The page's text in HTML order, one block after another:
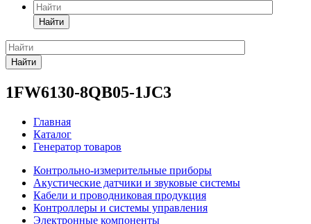
Найти
Найти
1FW6130-8QB05-1JC3
Главная
Каталог
Генератор товаров
Контрольно-измерительные приборы
Акустические датчики и звуковые системы
Кабели и проводниковая продукция
Контроллеры и системы управления
Электронные компоненты